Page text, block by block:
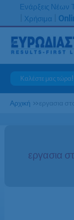
Μετάβαση
περιεχόμενο
Ενάρξεις Νέων
Χρήσιμα
Καλέστε μας τώρα!
Αρχική »εργασια
εργασια